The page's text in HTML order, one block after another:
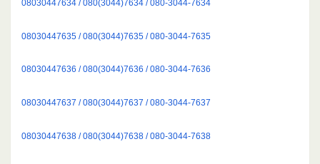
08030447634 / 080(3044)7634 / 080-3044-7634
08030447635 / 080(3044)7635 / 080-3044-7635
08030447636 / 080(3044)7636 / 080-3044-7636
08030447637 / 080(3044)7637 / 080-3044-7637
08030447638 / 080(3044)7638 / 080-3044-7638